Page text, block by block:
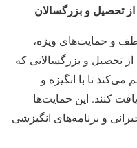
تحصیل و بزرگسالان
و حمایت‌های ویژه،
از تحصیل و بزرگسالانی که
تا با انگیزه و
کنند. این حمایت‌ها
و برنامه‌های انگیزشی